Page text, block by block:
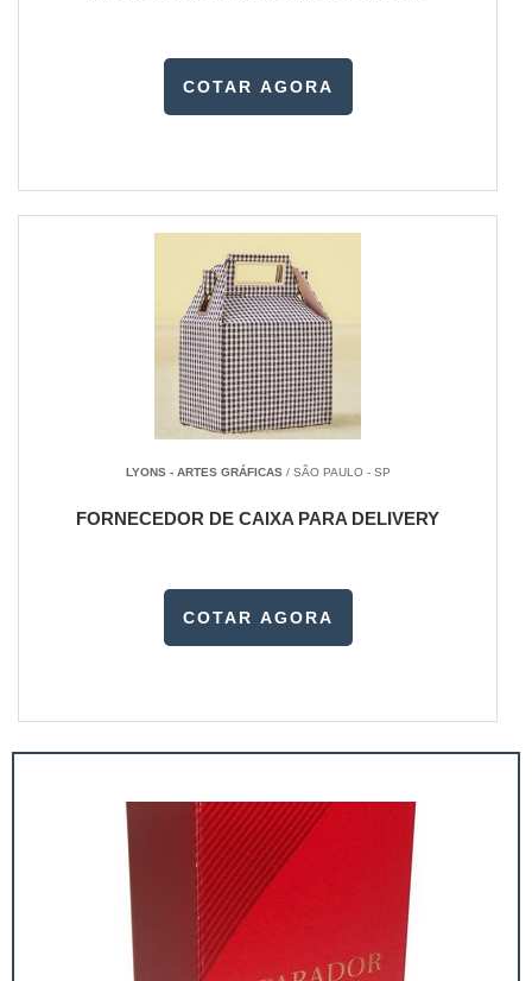
COTAR AGORA
LYONS - ARTES GRÁFICAS/ SÃO PAULO - SP
FORNECEDOR DE CAIXA PARA DELIVERY
COTAR AGORA